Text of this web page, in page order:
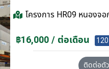
โครงการ HR09 หนองจอ
฿16,000 / ต่อเดือน
ติดต่อตั